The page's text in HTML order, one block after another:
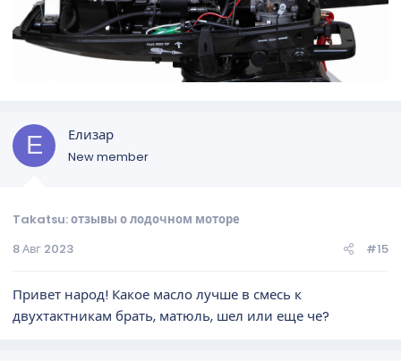
Е Елизар
New member
Takatsu: отзывы о лодочном моторе
8 Авг 2023
#15
Привет народ! Какое масло лучше в смесь к
двухтактникам брать, матюль, шел или еще че?